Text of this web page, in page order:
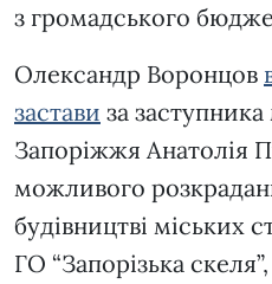
з громадського
Олександр Воронцов
застави за
Запоріжжя Анатолія
можливого
будівництві міських
ГО “Запорізька